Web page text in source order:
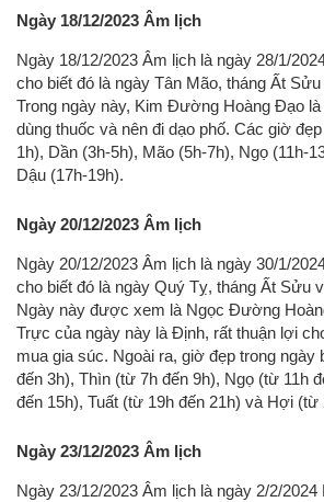
Ngày 18/12/2023 Âm lịch
Ngày 18/12/2023 Âm lịch là ngày 28/1/
cho biết đó là ngày Tân Mão, tháng Ất
Trong ngày này, Kim Đường Hoàng Đạo
dùng thuốc và nên đi dạo phố. Các giờ
1h), Dần (3h-5h), Mão (5h-7h), Ngọ (11h-
Dậu (17h-19h).
Ngày 20/12/2023 Âm lịch
Ngày 20/12/2023 Âm lịch là ngày 30/1/
cho biết đó là ngày Quý Tỵ, tháng Ất Sửu
Ngày này được xem là Ngọc Đường
Trực của ngày này là Định, rất thuận lợi
mua gia súc. Ngoài ra, giờ đẹp trong ngày
đến 3h), Thìn (từ 7h đến 9h), Ngọ (từ 11h
đến 15h), Tuất (từ 19h đến 21h) và Hợi (từ
Ngày 23/12/2023 Âm lịch
Ngày 23/12/2023 Âm lịch là ngày 2/2/